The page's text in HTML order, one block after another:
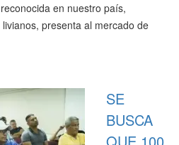
en nuestro país,
presenta al mercado de
SE
BUSCA